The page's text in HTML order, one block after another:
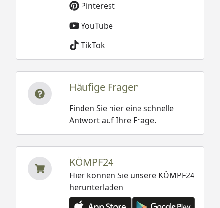
Pinterest
YouTube
TikTok
Häufige Fragen
Finden Sie hier eine schnelle
Antwort auf Ihre Frage.
KÖMPF24
Hier können Sie unsere KÖMPF24
herunterladen